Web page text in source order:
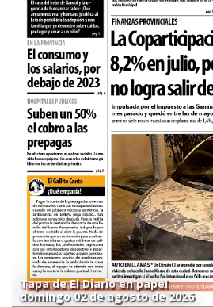
Tapa de El Diario en papel
domingo 02 de agosto de 2026